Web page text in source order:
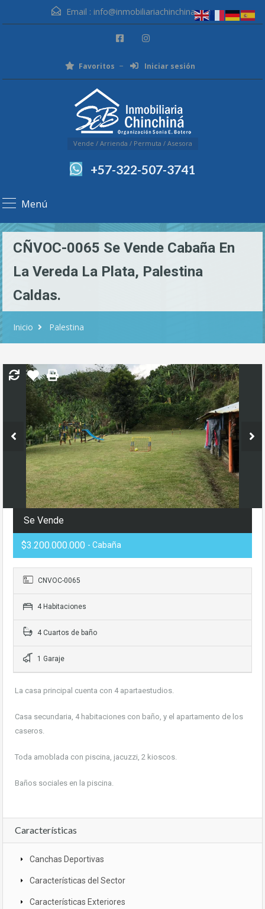
Email : info@inmobiliariachinchina.com
Favoritos Iniciar sesión
Vende / Arrienda / Permuta / Asesora
+57-322-507-3741
Menú
CÑVOC-0065 Se Vende Cabaña En
La Vereda La Plata, Palestina
Caldas.
Inicio Palestina
Se Vende
$3.200.000.000 - Cabaña
CNVOC-0065
4 Habitaciones
4 Cuartos de baño
1 Garaje
La casa principal cuenta con 4 apartaestudios.
Casa secundaria, 4 habitaciones con baño, y el apartamento de los
caseros.
Toda amoblada con piscina, jacuzzi, 2 kioscos.
Baños sociales en la piscina.
Características
Canchas Deportivas
Características del Sector
Características Exteriores